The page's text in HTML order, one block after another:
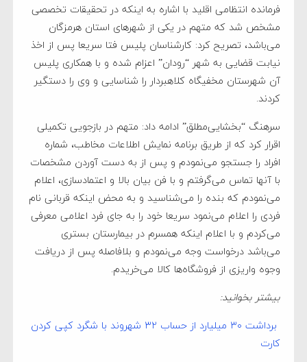
فرمانده انتظامی اقلید با اشاره به اینکه در تحقیقات تخصصی
مشخص شد که متهم در یکی از شهرهای استان هرمزگان
می‌باشد، تصریح کرد: کارشناسان پلیس فتا سریعا پس از اخذ
نیابت قضایی به شهر “رودان” اعزام شده و با همکاری پلیس
آن شهرستان مخفیگاه کلاهبردار را شناسایی و وی را دستگیر
کردند.
سرهنگ “بخشایی‌مطلق” ادامه داد: متهم در بازجویی تکمیلی
اقرار کرد که از طریق برنامه نمایش اطلاعات مخاطب، شماره
افراد را جستجو می‌نمودم و پس از به دست آوردن مشخصات
با آنها تماس می‌گرفتم و با فن بیان بالا و اعتمادسازی، اعلام
می‌نمودم که بنده را می‌شناسید و به محض اینکه قربانی نام
فردی را اعلام می‌نمود سریعا خود را به جای فرد اعلامی معرفی
می‌کردم و با اعلام اینکه همسرم در بیمارستان بستری
می‌باشد درخواست وجه می‌نمودم و بلافاصله پس از دریافت
وجوه واریزی از فروشگاه‌ها کالا می‌خریدم.
بیشتر بخوانید:
برداشت ۳۰ میلیارد از حساب ۳۲ شهروند با شگرد کپی کردن
کارت